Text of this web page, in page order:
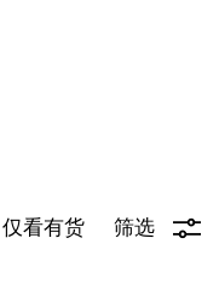
仅看有货 筛选